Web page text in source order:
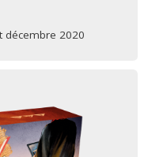
décembre 2020